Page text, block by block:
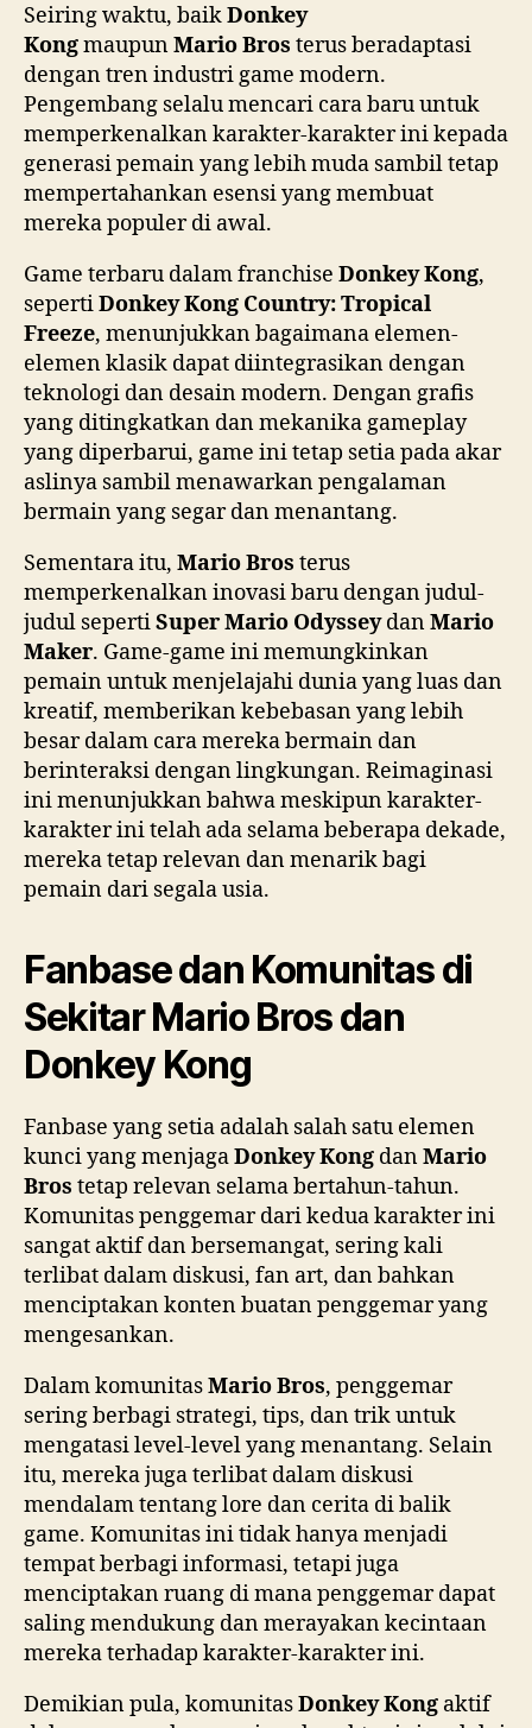
Seiring waktu, baikDonkey
KongmaupunMario Bros terus beradaptasi
dengan tren industri game modern.
Pengembang selalu mencari cara baru untuk
memperkenalkan karakter-karakter ini kepada
generasi pemain yang lebih muda sambil tetap
mempertahankan esensi yang membuat
mereka populer di awal.
Game terbaru dalam franchise Donkey Kong,
sepertiDonkey Kong Country: Tropical
Freeze, menunjukkan bagaimana elemen-
elemen klasik dapat diintegrasikan dengan
teknologi dan desain modern. Dengan grafis
yang ditingkatkan dan mekanika gameplay
yang diperbarui, game ini tetap setia pada akar
aslinya sambil menawarkan pengalaman
bermain yang segar dan menantang.
Sementara itu, Mario Bros terus
memperkenalkan inovasi baru dengan judul-
judul sepertiSuper Mario OdysseydanMario
Maker. Game-game ini memungkinkan
pemain untuk menjelajahi dunia yang luas dan
kreatif, memberikan kebebasan yang lebih
besar dalam cara mereka bermain dan
berinteraksi dengan lingkungan. Reimaginasi
ini menunjukkan bahwa meskipun karakter-
karakter ini telah ada selama beberapa dekade,
mereka tetap relevan dan menarik bagi
pemain dari segala usia.
Fanbase dan Komunitas di
Sekitar Mario Bros dan
Donkey Kong
Fanbase yang setia adalah salah satu elemen
kunci yang menjagaDonkey Kong danMario
Bros tetap relevan selama bertahun-tahun.
Komunitas penggemar dari kedua karakter ini
sangat aktif dan bersemangat, sering kali
terlibat dalam diskusi, fan art, dan bahkan
menciptakan konten buatan penggemar yang
mengesankan.
Dalam komunitasMario Bros, penggemar
sering berbagi strategi, tips, dan trik untuk
mengatasi level-level yang menantang. Selain
itu, mereka juga terlibat dalam diskusi
mendalam tentang lore dan cerita di balik
game. Komunitas ini tidak hanya menjadi
tempat berbagi informasi, tetapi juga
menciptakan ruang di mana penggemar dapat
saling mendukung dan merayakan kecintaan
mereka terhadap karakter-karakter ini.
Demikian pula, komunitasDonkey Kong aktif